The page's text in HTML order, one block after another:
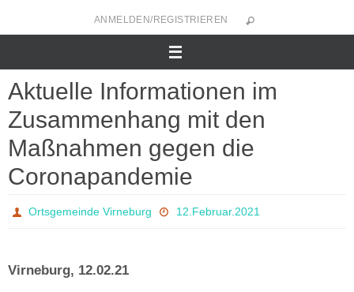
Inhalt
ANMELDEN/REGISTRIEREN
Aktuelle Informationen im
Zusammenhang mit den
Maßnahmen gegen die
Coronapandemie
Ortsgemeinde Virneburg 12.Februar.2021
Virneburg, 12.02.21